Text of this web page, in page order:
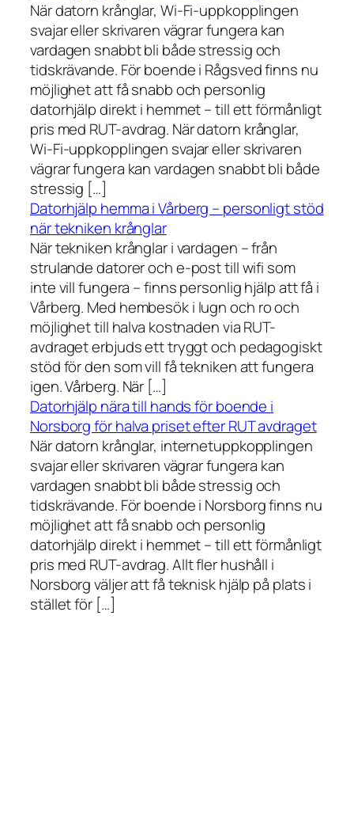
När datorn krånglar, Wi-Fi-uppkopplingen
svajar eller skrivaren vägrar fungera kan
vardagen snabbt bli både stressig och
tidskrävande. För boende i Rågsved finns nu
möjlighet att få snabb och personlig
datorhjälp direkt i hemmet – till ett förmånligt
pris med RUT-avdrag. När datorn krånglar,
Wi-Fi-uppkopplingen svajar eller skrivaren
vägrar fungera kan vardagen snabbt bli både
stressig […]
Datorhjälp hemma i Vårberg – personligt stöd
när tekniken krånglar
När tekniken krånglar i vardagen – från
strulande datorer och e-post till wifi som
inte vill fungera – finns personlig hjälp att få i
Vårberg. Med hembesök i lugn och ro och
möjlighet till halva kostnaden via RUT-
avdraget erbjuds ett tryggt och pedagogiskt
stöd för den som vill få tekniken att fungera
igen. Vårberg. När […]
Datorhjälp nära till hands för boende i
Norsborg för halva priset efter RUT avdraget
När datorn krånglar, internetuppkopplingen
svajar eller skrivaren vägrar fungera kan
vardagen snabbt bli både stressig och
tidskrävande. För boende i Norsborg finns nu
möjlighet att få snabb och personlig
datorhjälp direkt i hemmet – till ett förmånligt
pris med RUT-avdrag. Allt fler hushåll i
Norsborg väljer att få teknisk hjälp på plats i
stället för […]